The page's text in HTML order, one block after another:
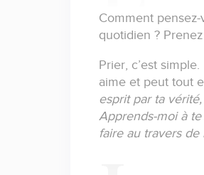
Comment
quotidien ?
Prier, c’est simple.
aime et peut tout
esprit par ta
Apprends-moi à
faire au travers de